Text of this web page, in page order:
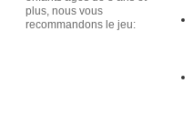
plus, nous vous
recommandons le jeu: